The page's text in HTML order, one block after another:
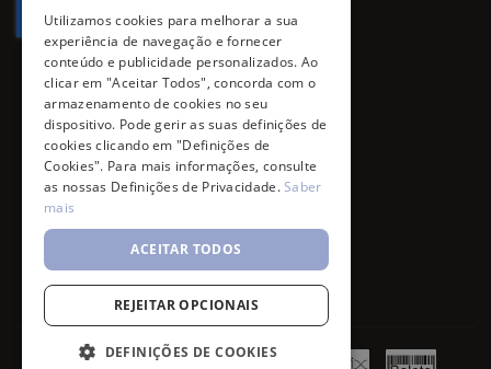
Utilizamos cookies para melhorar a sua
experiência de navegação e fornecer
conteúdo e publicidade personalizados. Ao
clicar em "Aceitar Todos", concorda com o
armazenamento de cookies no seu
dispositivo. Pode gerir as suas definições de
cookies clicando em "Definições de
Cookies". Para mais informações, consulte
as nossas Definições de Privacidade.Saber
mais
ACEITAR TODOS
REJEITAR OPCIONAIS
DEFINIÇÕES DE COOKIES